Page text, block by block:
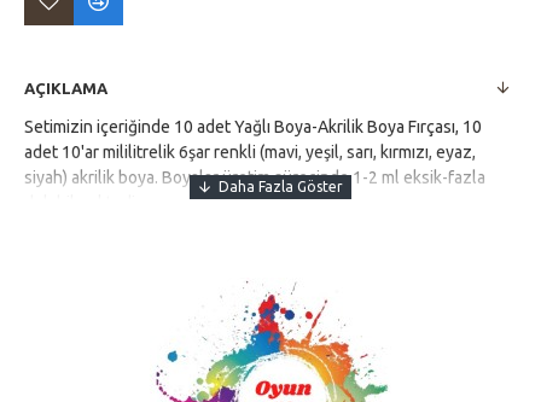
AÇIKLAMA
Setimizin içeriğinde 10 adet Yağlı Boya-Akrilik Boya Fırçası, 10
adet 10'ar mililitrelik 6şar renkli (mavi, yeşil, sarı, kırmızı, eyaz,
siyah) akrilik boya. Boyalar üretim sürecinde 1-2 ml eksik-fazla